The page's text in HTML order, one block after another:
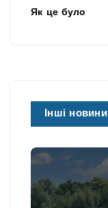
Як це було
Інші новини